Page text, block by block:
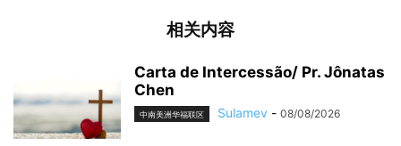
相关内容
Carta de Intercessão/ Pr. Jônatas
Chen
中南美洲华福联区 Sulamev - 08/08/2026